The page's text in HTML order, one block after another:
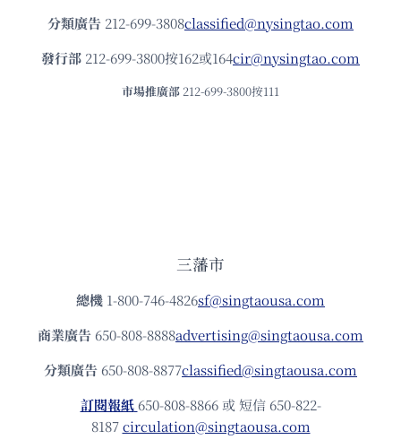
分類廣告 212-699-3808classified@nysingtao.com
發⾏部 212-699-3800按162或164cir@nysingtao.com
市場推廣部 212-699-3800按111
三藩市
總機 1-800-746-4826sf@singtaousa.com
商業廣告 650-808-8888advertising@singtaousa.com
分類廣告 650-808-8877classified@singtaousa.com
訂閱報紙 650-808-8866 或 短信 650-822-
8187circulation@singtaousa.com